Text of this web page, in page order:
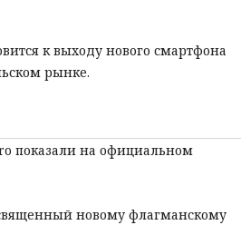
к выходу нового смартфона
рынке.
показали на официальном
новому флагманскому